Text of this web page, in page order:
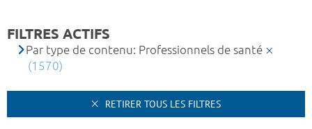
FILTRES ACTIFS
Par type de contenu: Professionnels de santé
(1570)
RETIRER TOUS LES FILTRES